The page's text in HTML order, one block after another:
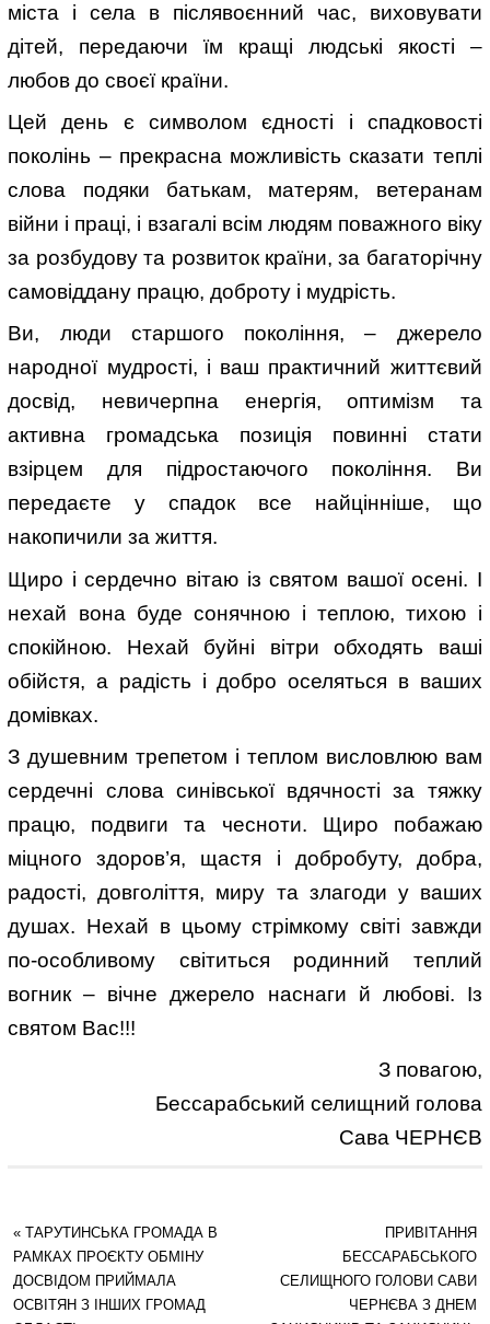
міста і села в післявоєнний час, виховувати
дітей, передаючи їм кращі людські якості –
любов до своєї країни.
Цей день є символом єдності і спадковості
поколінь – прекрасна можливість сказати теплі
слова подяки батькам, матерям, ветеранам
війни і праці, і взагалі всім людям поважного віку
за розбудову та розвиток країни, за багаторічну
самовіддану працю, доброту і мудрість.
Ви, люди старшого покоління, – джерело
народної мудрості, і ваш практичний життєвий
досвід, невичерпна енергія, оптимізм та
активна громадська позиція повинні стати
взірцем для підростаючого покоління. Ви
передаєте у спадок все найцінніше, що
накопичили за життя.
Щиро і сердечно вітаю із святом вашої осені. І
нехай вона буде сонячною і теплою, тихою і
спокійною. Нехай буйні вітри обходять ваші
обійстя, а радість і добро оселяться в ваших
домівках.
З душевним трепетом і теплом висловлюю вам
сердечні слова синівської вдячності за тяжку
працю, подвиги та чесноти. Щиро побажаю
міцного здоров’я, щастя і добробуту, добра,
радості, довголіття, миру та злагоди у ваших
душах. Нехай в цьому стрімкому світі завжди
по-особливому світиться родинний теплий
вогник – вічне джерело наснаги й любові. Із
святом Вас!!!
З повагою,
Бессарабський селищний голова
Сава ЧЕРНЄВ
«ТАРУТИНСЬКА ГРОМАДА В
РАМКАХ ПРОЄКТУ ОБМІНУ
ДОСВІДОМ ПРИЙМАЛА
ОСВІТЯН З ІНШИХ ГРОМАД
ПРИВІТАННЯ
БЕССАРАБСЬКОГО
СЕЛИЩНОГО ГОЛОВИ САВИ
ЧЕРНЄВА З ДНЕМ